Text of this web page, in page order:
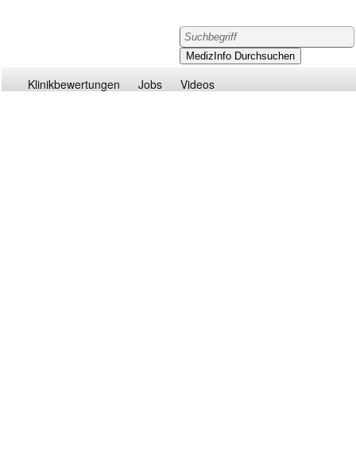
Klinikbewertungen Jobs Videos